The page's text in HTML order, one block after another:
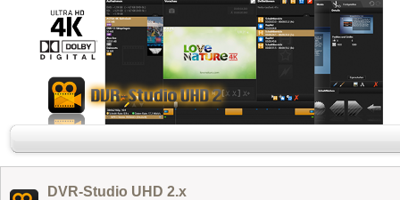
DVR-Studio UHD 2.x